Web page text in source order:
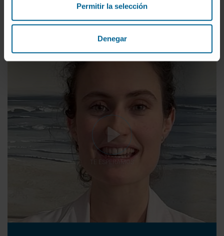
Permitir la selección
Denegar
ayuda que nos brindan los especialistas.
TE ESPERAMOS